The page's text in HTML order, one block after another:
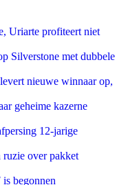
Uriarte profiteert niet
Silverstone met dubbele
nieuwe winnaar op,
geheime kazerne
12-jarige
ruzie over pakket
begonnen